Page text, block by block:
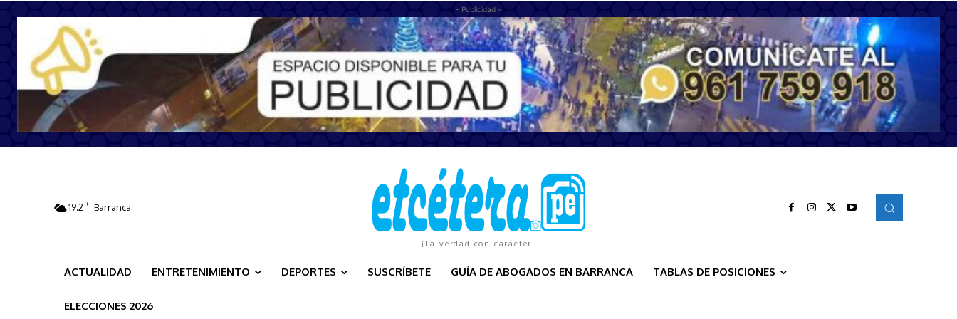
- Publicidad -
19.2 C Barranca
¡La verdad con carácter!
ACTUALIDAD ENTRETENIMIENTO DEPORTES SUSCRÍBETE GUÍA DE ABOGADOS EN BARRANCA TABLAS DE POSICIONES
ELECCIONES 2026